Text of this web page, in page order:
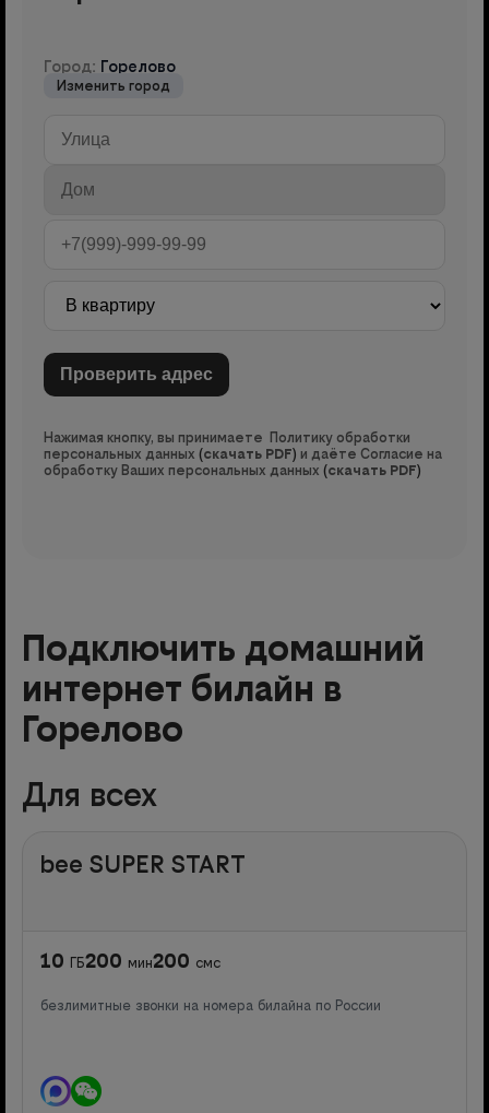
Город: Горелово
Изменить город
Нажимая кнопку, вы принимаете Политику обработки
персональных данных (скачать PDF) и даёте Согласие на
обработку Ваших персональных данных (скачать PDF)
Подключить домашний
интернет билайн в
Горелово
Для всех
bee SUPER START
10 ГБ200 мин200 смс
безлимитные звонки на номера билайна по России